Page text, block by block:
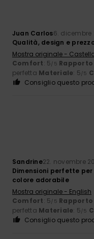
Juan Carlos6. dicembre
Qualità, design e
Mostra originale -
Comfort: 5/5
perfetta Materiale: 5/5
Consiglio questo
Sandrine22. novembre
Dimensioni perfette
colore adorabile
Mostra originale - English
Comfort: 5/5
perfetta Materiale: 5/5
Consiglio questo